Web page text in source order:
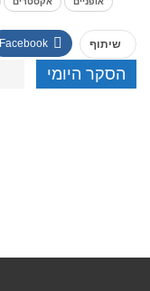
שיתוף Facebook
הסקר היומי